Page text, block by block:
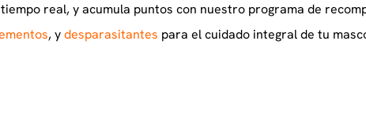
real, y acumula puntos con nuestro programa de
, ydesparasitantes para el cuidado integral de tu